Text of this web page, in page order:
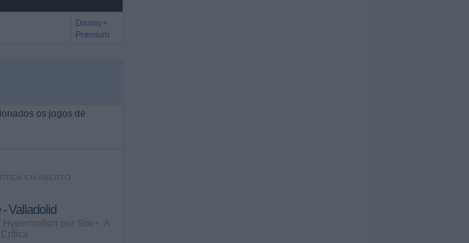
Disney+
Premium
os jogos de
EM ABERTO
- Valladolid
por Star+, A
Crítica